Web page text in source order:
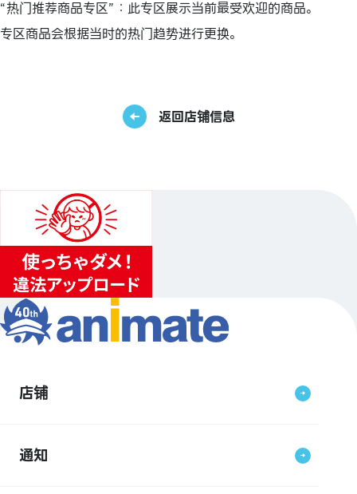
“热门推荐商品专区”：此专区展示当前最受欢迎的商品。
专区商品会根据当时的热门趋势进行更换。
返回店铺信息
店铺
通知